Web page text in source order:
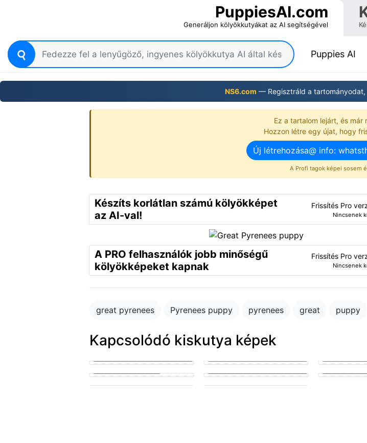
PuppiesAI.com
Generáljon kölyökkutyákat az AI segítségével
Puppies AI
NS6.com — Regisztráld a tartományodat,
Ez a tartalom lejárt, és már
Hozzon létre egy újat, hogy
Új létrehozása@ info:
A Profi tagok képei sosem
Készíts korlátlan számú kölyökképet
az AI-val!
Frissítés Pro
Nincsenek
A PRO felhasználók jobb minőségű
kölyökképeket kapnak
Frissítés Pro
Nincsenek
great pyrenees Pyrenees puppy pyrenees great puppy
Kapcsolódó kiskutya képek
puppy in the park playing with
cute puppy getting his knot
Small golden puppy eagerly